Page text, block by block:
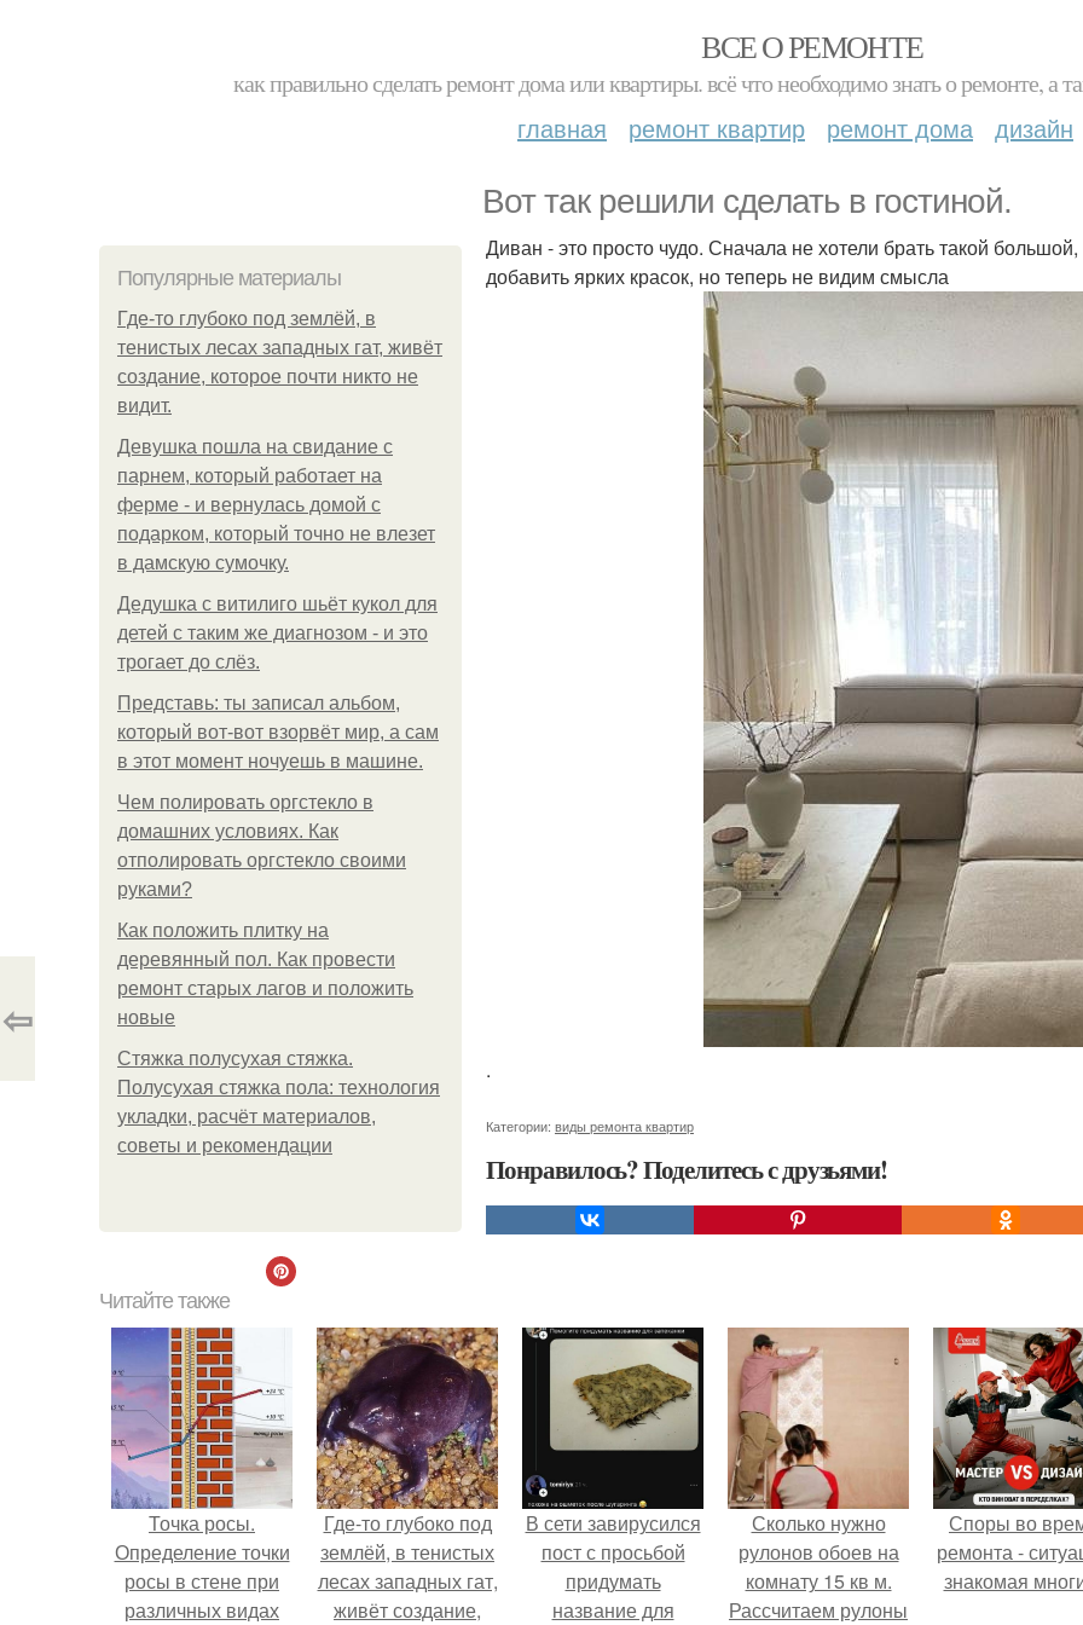
ВСЕ О РЕМОНТЕ
как правильно сделать ремонт дома или квартиры. всё что необходимо знать о ремонте,
главная ремонт квартир ремонт дома дизайн
Вот так решили сделать в гостиной.
Популярные материалы
Где-то глубоко под землёй, в
тенистых лесах западных гат, живёт
создание, которое почти никто не
видит.
Девушка пошла на свидание с
парнем, который работает на
ферме - и вернулась домой с
подарком, который точно не влезет
в дамскую сумочку.
Дедушка с витилиго шьёт кукол для
детей с таким же диагнозом - и это
трогает до слёз.
Представь: ты записал альбом,
который вот-вот взорвёт мир, а сам
в этот момент ночуешь в машине.
Чем полировать оргстекло в
домашних условиях. Как
отполировать оргстекло своими
руками?
Как положить плитку на
деревянный пол. Как провести
ремонт старых лагов и положить
новые
Стяжка полусухая стяжка.
Полусухая стяжка пола: технология
укладки, расчёт материалов,
советы и рекомендации
Диван - это просто чудо. Сначала не хотели брать такой
добавить ярких красок, но теперь не видим смысла
.
Категории: виды ремонта квартир
Понравилось? Поделитесь с друзьями!
⇦
Читайте также
Точка росы.
Определение точки
росы в стене при
различных видах
Где-то глубоко под
землёй, в тенистых
лесах западных гат,
живёт создание,
В сети завирусился
пост с просьбой
придумать
название для
Сколько нужно
рулонов обоев на
комнату 15 кв м.
Рассчитаем рулоны
Споры во
ремонта -
знакомая